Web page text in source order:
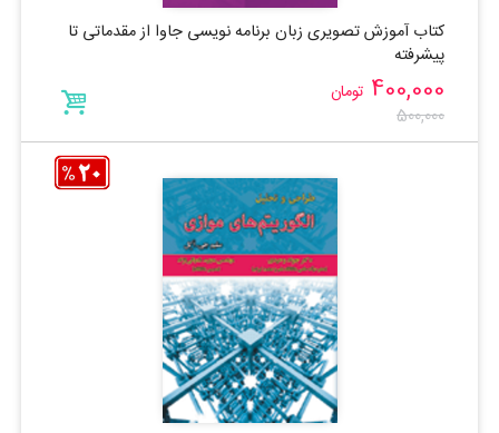
کتاب آموزش تصویری زبان برنامه نویسی جاوا از مقدماتی تا
پیشرفته
400,000 تومان
500,000